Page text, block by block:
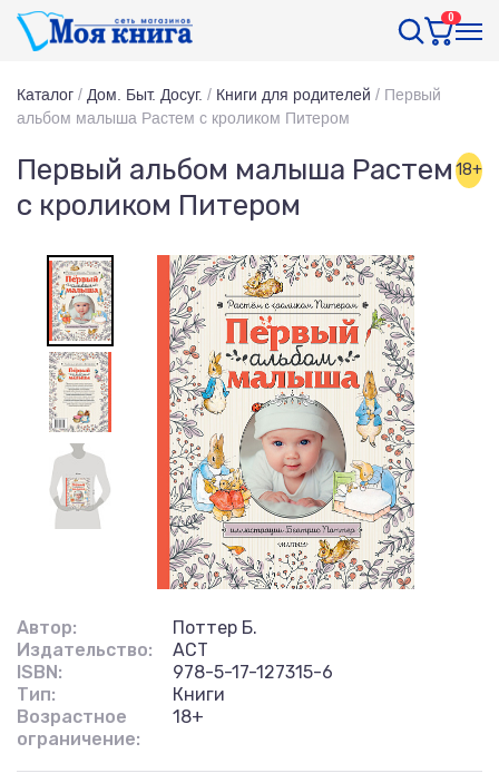
0
Каталог / Дом. Быт. Досуг. / Книги для родителей / Первый
альбом малыша Растем с кроликом Питером
Первый альбом малыша Растем
с кроликом Питером
18+
Автор:
Поттер Б.
Издательство:
АСТ
ISBN:
978-5-17-127315-6
Тип:
Книги
Возрастное
ограничение:
18+